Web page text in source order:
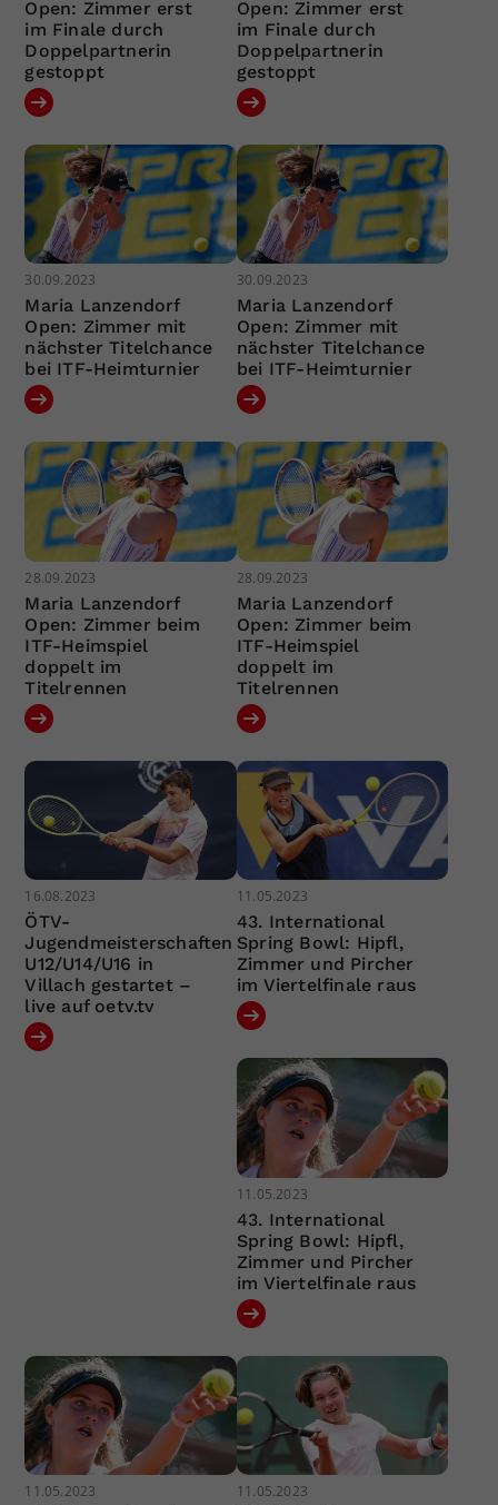
Open: Zimmer erst
im Finale durch
Doppelpartnerin
gestoppt
Open: Zimmer erst
im Finale durch
Doppelpartnerin
gestoppt
30.09.2023
Maria Lanzendorf
Open: Zimmer mit
nächster Titelchance
bei ITF-Heimturnier
30.09.2023
Maria Lanzendorf
Open: Zimmer mit
nächster Titelchance
bei ITF-Heimturnier
28.09.2023
Maria Lanzendorf
Open: Zimmer beim
ITF-Heimspiel
doppelt im
Titelrennen
28.09.2023
Maria Lanzendorf
Open: Zimmer beim
ITF-Heimspiel
doppelt im
Titelrennen
16.08.2023
ÖTV-
Jugendmeisterschaften
U12/U14/U16 in
Villach gestartet –
live auf oetv.tv
11.05.2023
43. International
Spring Bowl: Hipfl,
Zimmer und Pircher
im Viertelfinale raus
11.05.2023
43. International
Spring Bowl: Hipfl,
Zimmer und Pircher
im Viertelfinale raus
11.05.2023 11.05.2023